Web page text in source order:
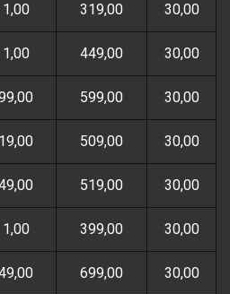
1,00 319,00 30,00
1,00 449,00 30,00
599,00 30,00
19,00 509,00 30,00
519,00 30,00
1,00 399,00 30,00
699,00 30,00